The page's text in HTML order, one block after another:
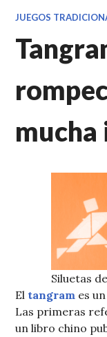
JUEGOS
mucha
Siluetas
El tangram es
Las primeras
un libro chino